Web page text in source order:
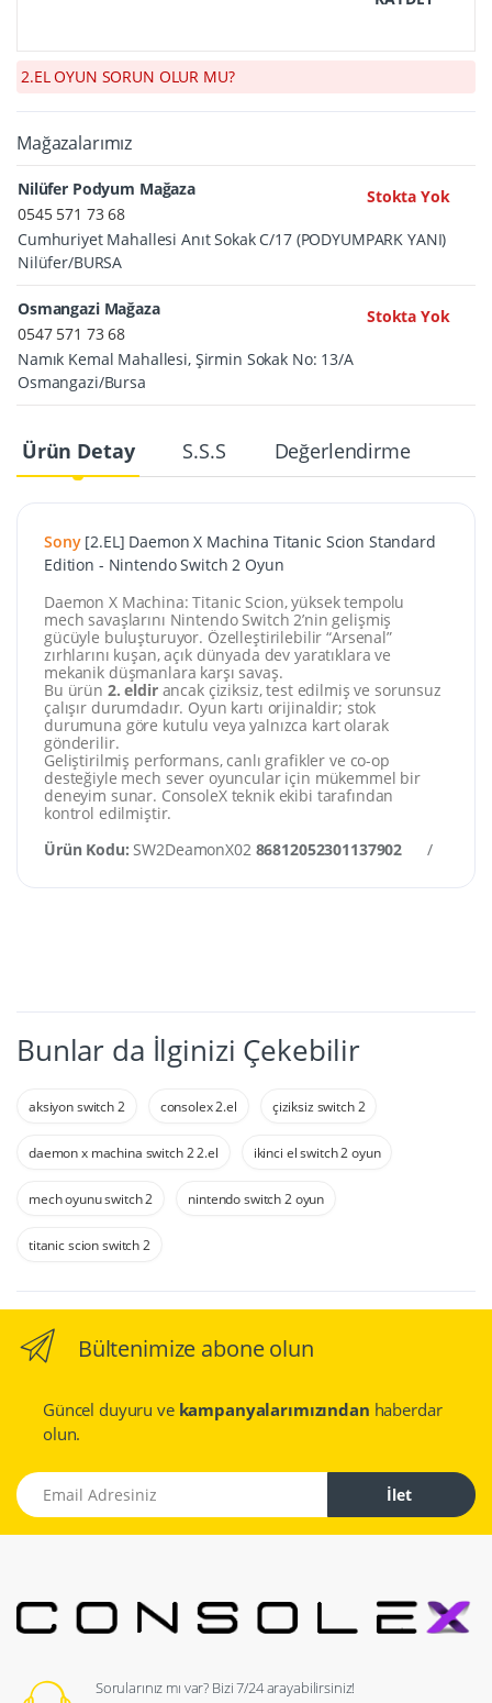
2.EL OYUN SORUN OLUR MU?
Mağazalarımız
Nilüfer Podyum Mağaza
Stokta Yok
0545 571 73 68
Cumhuriyet Mahallesi Anıt Sokak C/17 (PODYUMPARK YANI)
Nilüfer/BURSA
Osmangazi Mağaza
Stokta Yok
0547 571 73 68
Namık Kemal Mahallesi, Şirmin Sokak No: 13/A
Osmangazi/Bursa
Ürün Detay S.S.S Değerlendirme
Sony[2.EL] Daemon X Machina Titanic Scion Standard
Edition - Nintendo Switch 2 Oyun
Daemon X Machina: Titanic Scion, yüksek tempolu
mech savaşlarını Nintendo Switch 2’nin gelişmiş
gücüyle buluşturuyor. Özelleştirilebilir “Arsenal”
zırhlarını kuşan, açık dünyada dev yaratıklara ve
mekanik düşmanlara karşı savaş.
Bu ürün 2. eldirancak çiziksiz, test edilmiş ve sorunsuz
çalışır durumdadır. Oyun kartı orijinaldir; stok
durumuna göre kutulu veya yalnızca kart olarak
gönderilir.
Geliştirilmiş performans, canlı grafikler ve co-op
desteğiyle mech sever oyuncular için mükemmel bir
deneyim sunar. ConsoleX teknik ekibi tarafından
kontrol edilmiştir.
Ürün Kodu: SW2DeamonX02 86812052301137902 /
Bunlar da İlginizi Çekebilir
aksiyon switch 2 consolex 2.el çiziksiz switch 2
daemon x machina switch 2 2.el ikinci el switch 2 oyun
mech oyunu switch 2 nintendo switch 2 oyun
titanic scion switch 2
Bültenimize abone olun
Güncel duyuru ve kampanyalarımızından haberdar
olun.
Email Adresiniz
İlet
Sorularınız mı var? Bizi 7/24 arayabilirsiniz!